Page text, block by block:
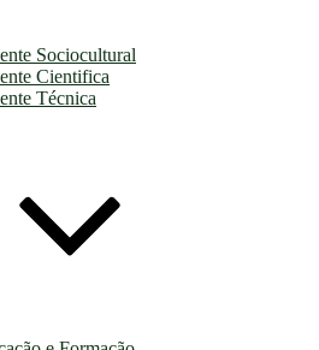
Sociocultural
Cientifica
Técnica